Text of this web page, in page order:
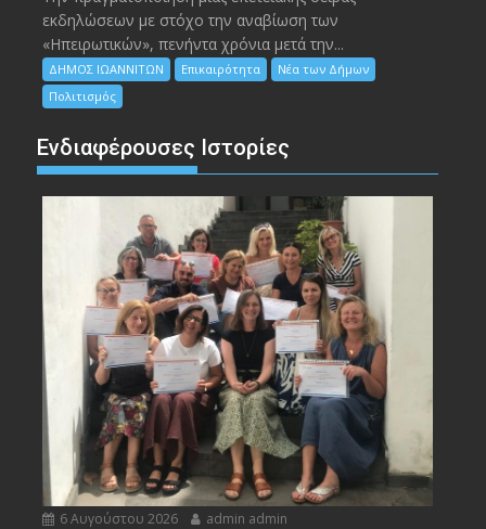
εκδηλώσεων με στόχο την αναβίωση των
«Ηπειρωτικών», πενήντα χρόνια μετά την...
ΔΗΜΟΣ ΙΩΑΝΝΙΤΩΝ Επικαιρότητα
Νέα των Δήμων
Πολιτισμός
Ενδιαφέρουσες Ιστορίες
6 Αυγούστου 2026 admin admin